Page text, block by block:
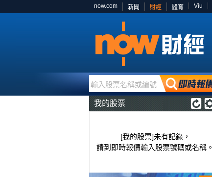
now.com 新聞 財經 體育 Viu
輸入股票名稱或編號
我的股票
[我的股票]未有記錄，
請到即時報價輸入股票號碼或名稱。